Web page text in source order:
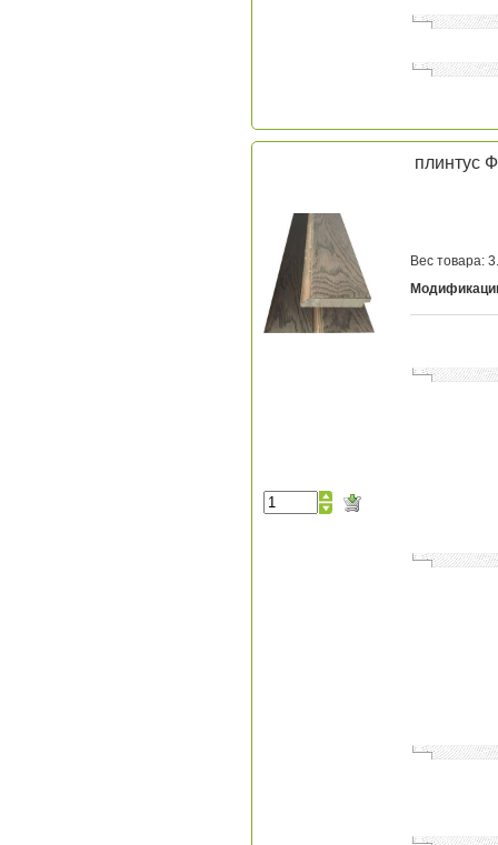
плинтус
Вес товара: